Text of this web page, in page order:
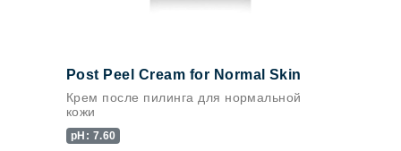
Post Peel Cream for Normal Skin
Крем после пилинга для нормальной
кожи
pH: 7.60